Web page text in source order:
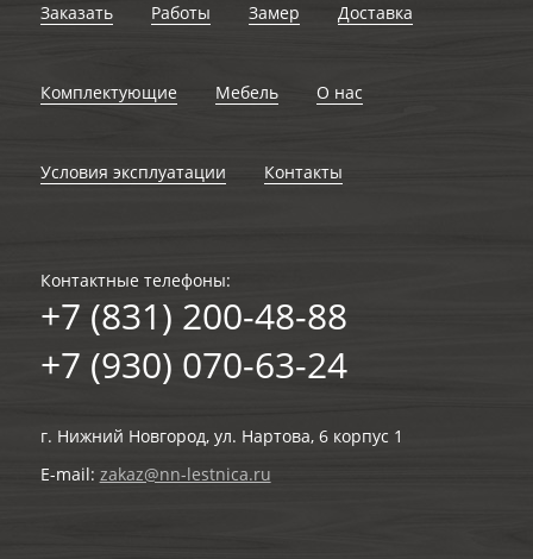
Заказать Работы Замер Доставка
Комплектующие Мебель О нас
Условия эксплуатации Контакты
Контактные телефоны:
+7 (831) 200-48-88
+7 (930) 070-63-24
г. Нижний Новгород, ул. Нартова, 6 корпус 1
E-mail: zakaz@nn-lestnica.ru